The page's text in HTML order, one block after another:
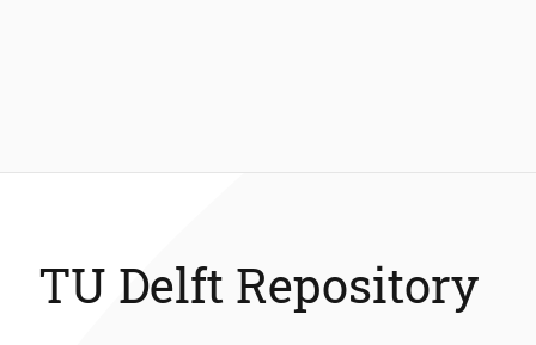
TU Delft Repository